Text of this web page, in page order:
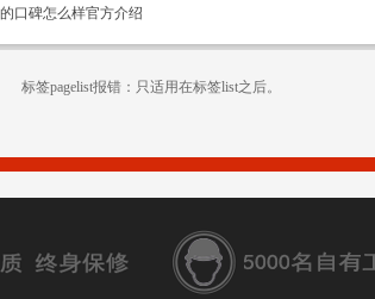
口碑怎么样官方介绍
标签pagelist报错：只适用在标签list之后。